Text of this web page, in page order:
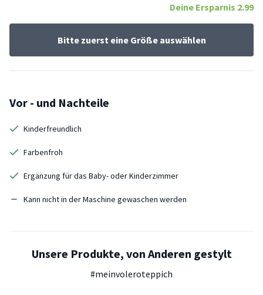
Deine Ersparnis 2.99
Bitte zuerst eine Größe auswählen
Vor - und Nachteile
Kinderfreundlich
Farbenfroh
Ergänzung für das Baby- oder Kinderzimmer
Kann nicht in der Maschine gewaschen werden
Unsere Produkte, von Anderen gestylt
#meinvoleroteppich